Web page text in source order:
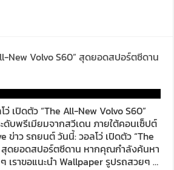
New Volvo S60” สุดยอดสปอร์ตซีดาน
เปิดตัว “The All-New Volvo S60”
บพรีเมียมจากสวีเดน ภายใต้คอนเซ็ปต์
ข่าว รถยนต์ วันนี้: วอลโว่ เปิดตัว “The
สุดยอดสปอร์ตซีดาน หากคุณกำลังค้นหา
เราขอแนะนำ Wallpaper รูปรถสวยๆ …